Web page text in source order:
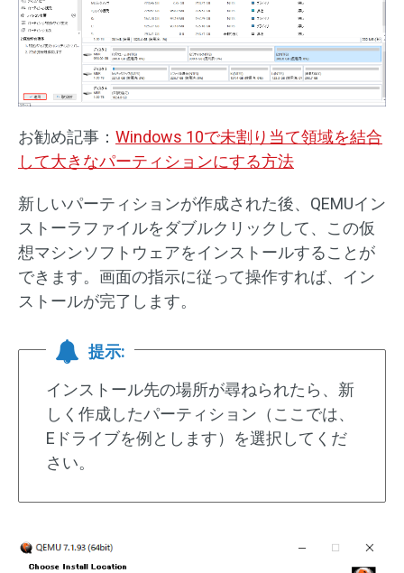
お勧め記事： Windows 10で未割り当て領域を結合
して大きなパーティションにする方法
新しいパーティションが作成された後、QEMUイン
ストーラファイルをダブルクリックして、この仮
想マシンソフトウェアをインストールすることが
できます。画面の指示に従って操作すれば、イン
ストールが完了します。
提示:
インストール先の場所が尋ねられたら、新
しく作成したパーティション（ここでは、
Eドライブを例とします）を選択してくだ
さい。